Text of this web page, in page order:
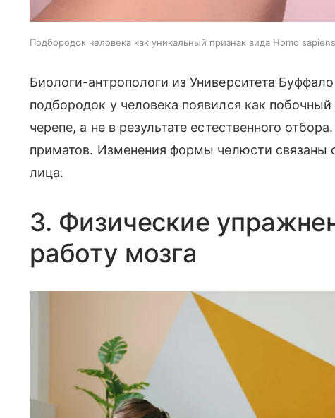
Подбородок человека как уникальный признак вида Homo sapiens
Биологи-антропологи из Университета
подбородок у человека появился как
черепе, а не в результате естественного
приматов. Изменения формы челюсти связаны
лица.
3. Физические
работу мозга